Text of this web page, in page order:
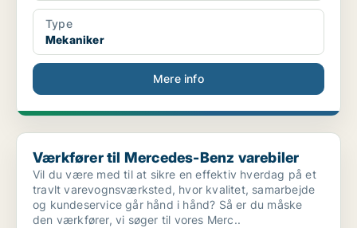
Type
Mekaniker
Mere info
Værkfører til Mercedes-Benz varebiler
Værkfører til Mercedes-Benz varebiler
Vil du være med til at sikre en effektiv hverdag på et
travlt varevognsværksted, hvor kvalitet, samarbejde
og kundeservice går hånd i hånd? Så er du måske
den værkfører, vi søger til vores Merc..